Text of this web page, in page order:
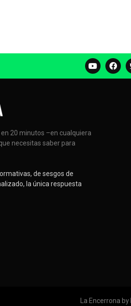
20 minutos –en cualquiera
necesitas saber para
de sesgos de
la única respuesta
La Encerrona by